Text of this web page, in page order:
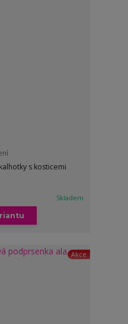
s kosticemi
Skladem
Akce